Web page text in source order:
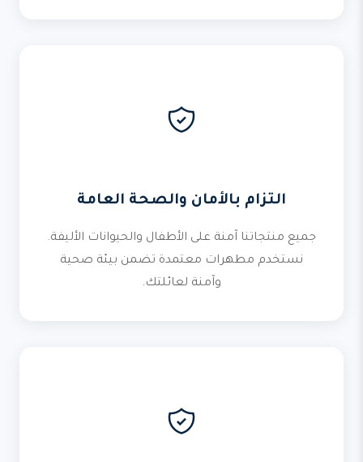
التزام بالأمان والصحة العامة
جميع منتجاتنا آمنة على الأطفال والحيوانات الأليفة.
نستخدم مطهرات معتمدة تضمن بيئة صحية
وآمنة لعائلتك.